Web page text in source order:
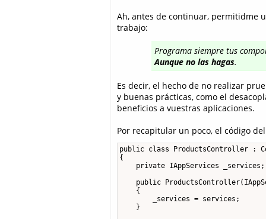
Ah, antes de continuar, permitidme
trabajo:
Programa siempre tus
Aunque no las hagas.
Es decir, el hecho de no realizar
y buenas prácticas, como el
beneficios a vuestras aplicaciones.
Por recapitular un poco, el código
public class ProductsController :
{
    private IAppServices _services;
public
    {
        _services = services;
    }